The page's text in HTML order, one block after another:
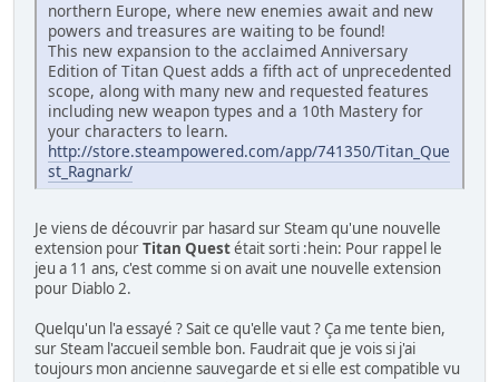
northern Europe, where new enemies await and new
powers and treasures are waiting to be found!
This new expansion to the acclaimed Anniversary
Edition of Titan Quest adds a fifth act of unprecedented
scope, along with many new and requested features
including new weapon types and a 10th Mastery for
your characters to learn.
http://store.steampowered.com/app/741350/Titan_Que
st_Ragnark/
Je viens de découvrir par hasard sur Steam qu'une nouvelle
extension pourTitan Questétait sorti :hein: Pour rappel le
jeu a 11 ans, c'est comme si on avait une nouvelle extension
pour Diablo 2.
Quelqu'un l'a essayé ? Sait ce qu'elle vaut ? Ça me tente bien,
sur Steam l'accueil semble bon. Faudrait que je vois si j'ai
toujours mon ancienne sauvegarde et si elle est compatible vu